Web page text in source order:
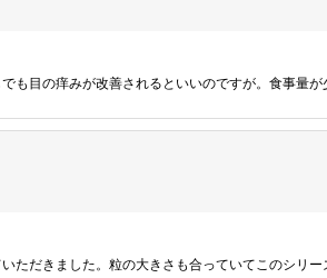
も目の痒みが改善されるといいのですが。食事量
だきました。粒の大きさも合っていてこのシリー